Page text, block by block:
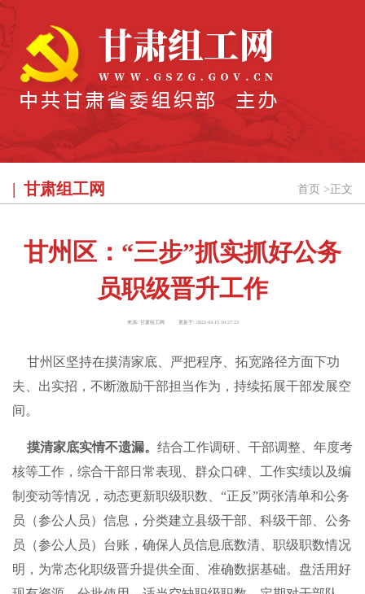
甘肃组工网 首页 > 正文
甘州区：“三步”抓实抓好公务
员职级晋升工作
来源: 甘肃组工网 更新于: 2022-03-15 10:27:23
甘州区坚持在摸清家底、严把程序、拓宽路径方面下功
夫、出实招，不断激励干部担当作为，持续拓展干部发展空
间。
摸清家底实情不遗漏。 结合工作调研、干部调整、年度考
核等工作，综合干部日常表现、群众口碑、工作实绩以及编
制变动等情况，动态更新职级职数、“正反”两张清单和公务
员（参公人员）信息，分类建立县级干部、科级干部、公务
员（参公人员）台账，确保人员信息底数清、职级职数情况
明，为常态化职级晋升提供全面、准确数据基础。盘活用好